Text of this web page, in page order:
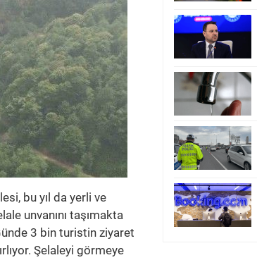
bu yıl da yerli ve
unvanını taşımakta
3 bin turistin ziyaret
Şelaleyi görmeye